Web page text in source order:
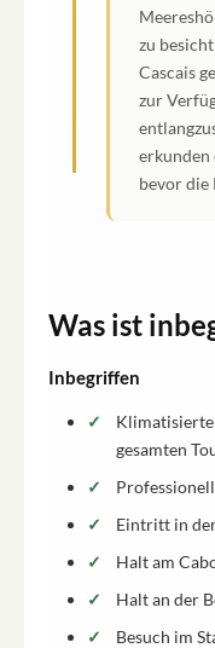
zu
Cascais
zur
erkunden
bevor die
Was ist
Inbegriffen
gesamten
Eintritt in
Halt am
Halt an der
Besuch im